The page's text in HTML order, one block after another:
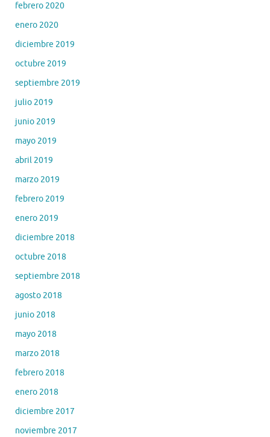
febrero 2020
enero 2020
diciembre 2019
octubre 2019
septiembre 2019
julio 2019
junio 2019
mayo 2019
abril 2019
marzo 2019
febrero 2019
enero 2019
diciembre 2018
octubre 2018
septiembre 2018
agosto 2018
junio 2018
mayo 2018
marzo 2018
febrero 2018
enero 2018
diciembre 2017
noviembre 2017